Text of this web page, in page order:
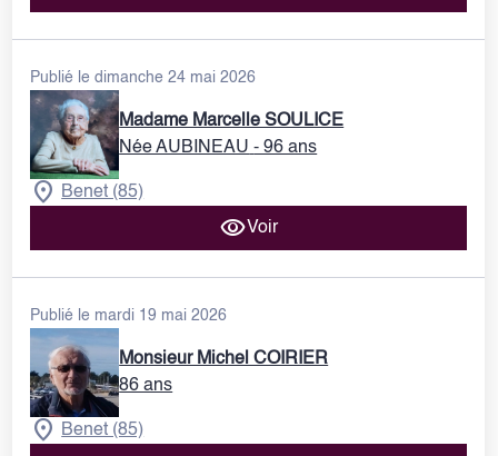
Publié le dimanche 24 mai 2026
Madame Marcelle SOULICE
Née AUBINEAU - 96 ans
Benet (85)
Voir
Publié le mardi 19 mai 2026
Monsieur Michel COIRIER
86 ans
Benet (85)